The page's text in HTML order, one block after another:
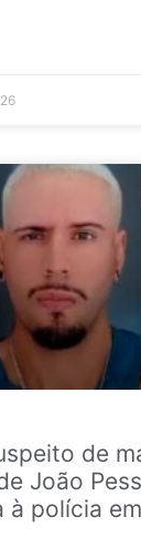
de
João
à polícia